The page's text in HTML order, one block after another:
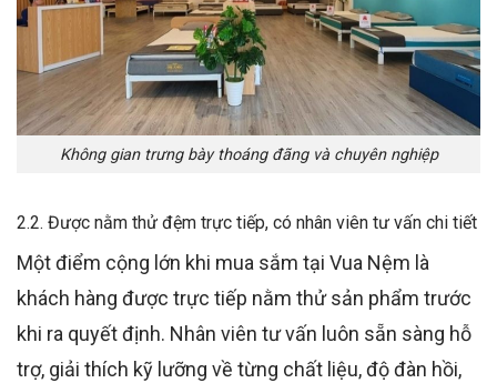
Không gian trưng bày thoáng đãng và chuyên nghiệp
2.2. Được nằm thử đệm trực tiếp, có nhân viên tư vấn chi tiết
Một điểm cộng lớn khi mua sắm tại Vua Nệm là
khách hàng được trực tiếp nằm thử sản phẩm trước
khi ra quyết định. Nhân viên tư vấn luôn sẵn sàng hỗ
trợ, giải thích kỹ lưỡng về từng chất liệu, độ đàn hồi,